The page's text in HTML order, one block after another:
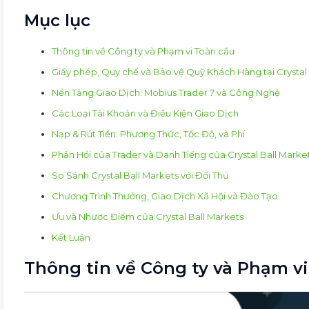
Mục lục
Thông tin về Công ty và Phạm vi Toàn cầu
Giấy phép, Quy chế và Bảo vệ Quỹ Khách Hàng tại
Nền Tảng Giao Dịch: Mobius Trader 7 và Công Nghệ
Các Loại Tài Khoản và Điều Kiện Giao Dịch
Nạp & Rút Tiền: Phương Thức, Tốc Độ, và Phí
Phản Hồi của Trader và Danh Tiếng của Crystal Ball
So Sánh Crystal Ball Markets với Đối Thủ
Chương Trình Thưởng, Giao Dịch Xã Hội và Đào Tạo
Ưu và Nhược Điểm của Crystal Ball Markets
Kết Luận
Thông tin về Công ty và Phạm